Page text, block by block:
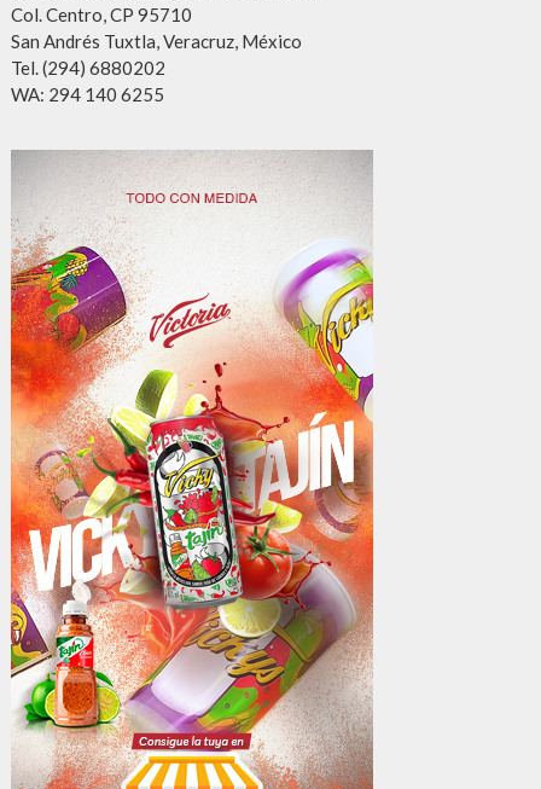
Col. Centro, CP 95710
San Andrés Tuxtla, Veracruz, México
Tel. (294) 6880202
WA: 294 140 6255